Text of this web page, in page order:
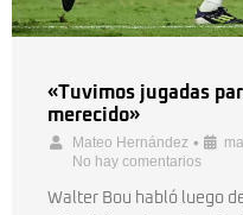
«Tuvimos jugadas
merecido»
Mateo Hernández •
No hay comentarios
Walter Bou habló luego